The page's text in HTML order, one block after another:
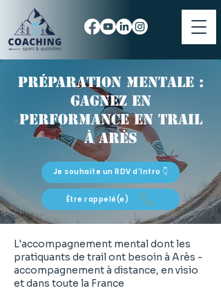
Préparation mentale :
gagnez en
performance en trail
à Arès
Je souhaite un RDV d'Intro 👇
Être rappelé(e)
L'accompagnement mental dont les
pratiquants de trail ont besoin à Arès -
accompagnement à distance, en visio
et dans toute la France